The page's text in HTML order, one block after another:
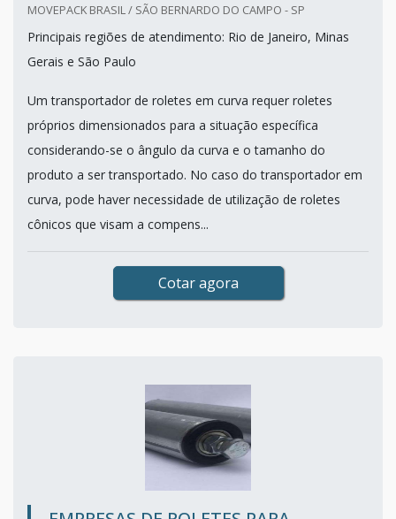
MOVEPACK BRASIL / SÃO BERNARDO DO CAMPO - SP
Principais regiões de atendimento: Rio de Janeiro, Minas
Gerais e São Paulo
Um transportador de roletes em curva requer roletes
próprios dimensionados para a situação específica
considerando-se o ângulo da curva e o tamanho do
produto a ser transportado. No caso do transportador em
curva, pode haver necessidade de utilização de roletes
cônicos que visam a compens...
Cotar agora